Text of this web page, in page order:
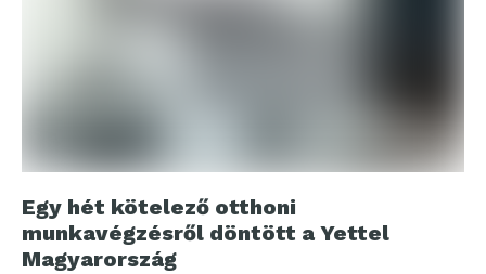
Egy hét kötelező otthoni
munkavégzésről döntött a Yettel
Magyarország